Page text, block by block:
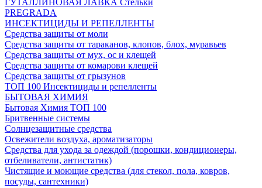
ГУТАЛЛИНОВАЯ ЛАВКА Стельки
PREGRADA
ИНСЕКТИЦИДЫ И РЕПЕЛЛЕНТЫ
Средства защиты от моли
Средства защиты от тараканов, клопов, блох, муравьев
Средства защиты от мух, ос и клещей
Средства защиты от комарови клещей
Средства защиты от грызунов
ТОП 100 Инсектициды и репелленты
БЫТОВАЯ ХИМИЯ
Бытовая Химия ТОП 100
Бритвенные системы
Солнцезащитные средства
Освежители воздуха, ароматизаторы
Средства для ухода за одеждой (порошки, кондиционеры,
отбеливатели, антистатик)
Чистящие и моющие средства (для стекол, пола, ковров,
посуды, сантехники)